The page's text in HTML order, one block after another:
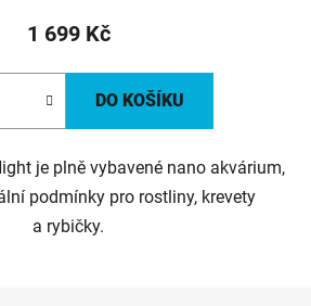
1 699 Kč
DO KOŠÍKU
je plně vybavené nano akvárium,
podmínky pro rostliny, krevety
a rybičky.